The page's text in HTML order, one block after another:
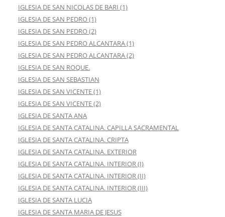
IGLESIA DE SAN NICOLAS DE BARI (1)
IGLESIA DE SAN PEDRO (1)
IGLESIA DE SAN PEDRO (2)
IGLESIA DE SAN PEDRO ALCANTARA (1)
IGLESIA DE SAN PEDRO ALCANTARA (2)
IGLESIA DE SAN ROQUE.
IGLESIA DE SAN SEBASTIAN
IGLESIA DE SAN VICENTE (1)
IGLESIA DE SAN VICENTE (2)
IGLESIA DE SANTA ANA
IGLESIA DE SANTA CATALINA. CAPILLA SACRAMENTAL
IGLESIA DE SANTA CATALINA. CRIPTA
IGLESIA DE SANTA CATALINA. EXTERIOR
IGLESIA DE SANTA CATALINA. INTERIOR (I)
IGLESIA DE SANTA CATALINA. INTERIOR (II)
IGLESIA DE SANTA CATALINA. INTERIOR (III)
IGLESIA DE SANTA LUCIA
IGLESIA DE SANTA MARIA DE JESUS